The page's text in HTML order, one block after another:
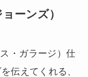
ーンズ）
・ガラージ）仕
伝えてくれる、